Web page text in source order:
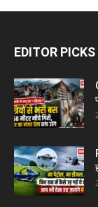
EDITOR PICKS